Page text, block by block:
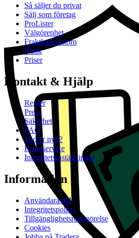
Så säljer du privat
Sälj som företag
ProLister
Välgörenhet
Fraktkalkylatorn
Butik
Priser
Kontakt & Hjälp
Regler
Press
Säkerhet
FAQ
Vad är nytt?
Kundservice
Integritetsinställningar
Information
Användaravtal
Integritetspolicy
Tillgänglighetsredogörelse
Cookies